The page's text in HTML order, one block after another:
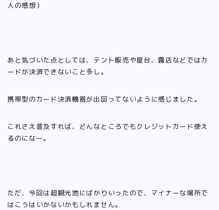
人の感想）
あと気づいた点としては、テント販売や屋台、露店などではカ
ードが決済できないこと多し。
携帯型のカード決済機器が出回ってないように感じました。
これさえ普及すれば、どんなところでもクレジットカード使え
るのになー。
ただ、今回は超観光地にばかりいったので、マイナーな場所で
はこうはいかないかもしれません。